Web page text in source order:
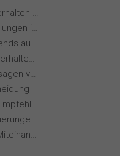
Einfluss von Finanzinfluencern auf das Anlageverhalten der Gen Z⁠
Wahrnehmung von KI-basierten Produktempfehlungen in Mode-Online-Shops
Wie wirken Videos eines bestimmten TikTok-Trends auf dich?
Maßnahmen zur Förderung von nachhaltigem Verhalten von Hotelgästen
Wahrnehmung und Beurteilung von Zeugenaussagen vor Gericht
Wie KI Motivation fördert: Jenseits klassischer Empfehlungssysteme
KI-gestützte Kaufempfehlungen und Personalisierungen im Online-Handel
Meinungen im Netz und das gesellschaftliche Miteinander